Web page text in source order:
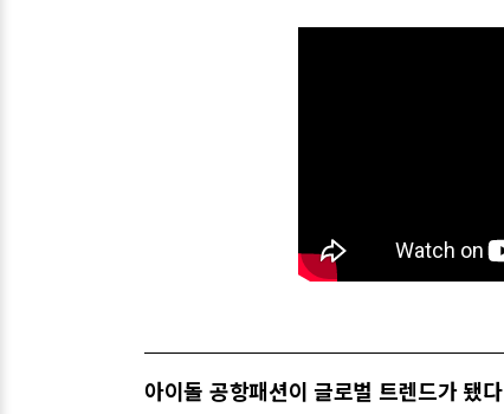
아이돌 공항패션이 글로벌 트렌드가 됐다